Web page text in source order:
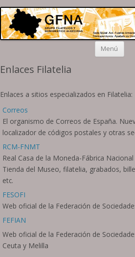
Grupo Algeciras
Filatelia y Numismática en el extremo
Menú
Enlaces Filatelia
Enlaces a sitios especializados en Filatelia:
Correos
El organismo de Correos de España.
localizador de códigos postales y otras
RCM-FNMT
Real Casa de la Moneda-Fábrica
Tienda del Museo, filatelia, grabados,
etc.
FESOFI
Web oficial de la Federación de
FEFIAN
Web oficial de la Federación de
Ceuta y Melilla